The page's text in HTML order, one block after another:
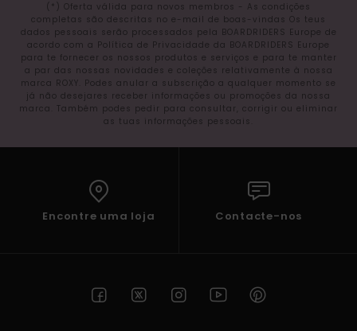
(*) Oferta válida para novos membros - As condições
completas são descritas no e-mail de boas-vindas Os teus
dados pessoais serão processados pela BOARDRIDERS Europe de
acordo com a Política de Privacidade da BOARDRIDERS Europe
para te fornecer os nossos produtos e serviços e para te manter
a par das nossas novidades e coleções relativamente à nossa
marca ROXY. Podes anular a subscrição a qualquer momento se
já não desejares receber informações ou promoções da nossa
marca. Também podes pedir para consultar, corrigir ou eliminar
as tuas informações pessoais.
Encontre uma loja Contacte-nos